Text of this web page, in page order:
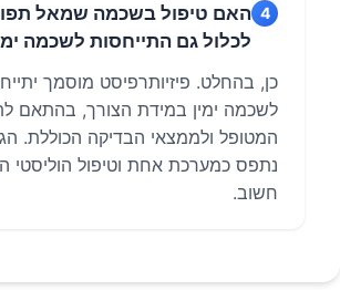
4 האם טיפול בשכמה שמאל
לכלול גם התייחסות לשכמה
כן, בהחלט. פיזיותרפיסט מוסמך
לשכמה ימין במידת הצורך, בהתאם
המטופל ולממצאי הבדיקה הכוללת.
נתפס כמערכת אחת וטיפול הוליסטי
חשוב.